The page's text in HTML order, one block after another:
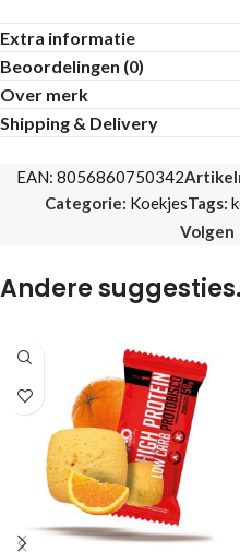
Extra informatie
Beoordelingen (0)
Over merk
Shipping & Delivery
EAN: 8056860750342
Categorie: KoekjesTags:
Volgen
Andere